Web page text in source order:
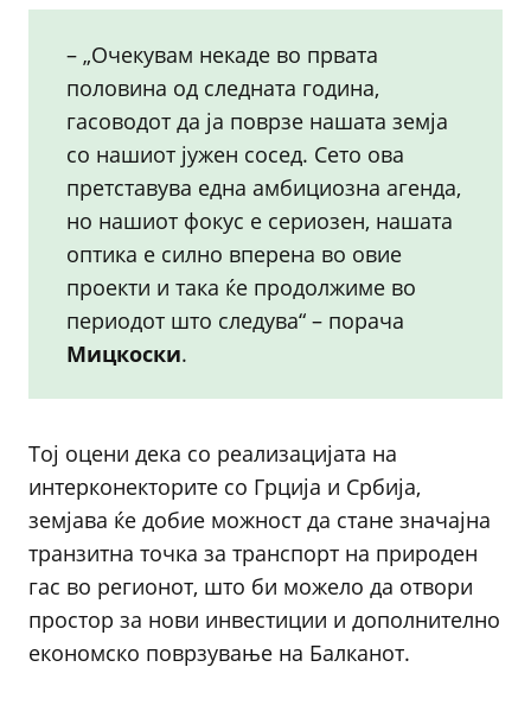
– „Очекувам некаде во првата
половина од следната година,
гасоводот да ја поврзе нашата земја
со нашиот јужен сосед. Сето ова
претставува една амбициозна агенда,
но нашиот фокус е сериозен, нашата
оптика е силно вперена во овие
проекти и така ќе продолжиме во
периодот што следува“ – порача
Мицкоски.
Тој оцени дека со реализацијата на
интерконекторите со Грција и Србија,
земјава ќе добие можност да стане значајна
транзитна точка за транспорт на природен
гас во регионот, што би можело да отвори
простор за нови инвестиции и дополнително
економско поврзување на Балканот.